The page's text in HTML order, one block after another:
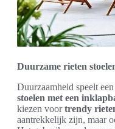
Duurzame rieten
Duurzaamheid speelt
stoelen met een
kiezen voortrendy
aantrekkelijk zijn, maar